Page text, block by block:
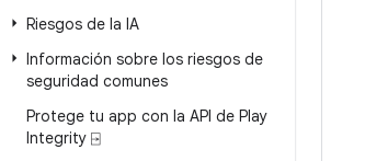
Riesgos de la IA
Información sobre los riesgos de
seguridad comunes
Protege tu app con la API de Play
Integrity ⍈